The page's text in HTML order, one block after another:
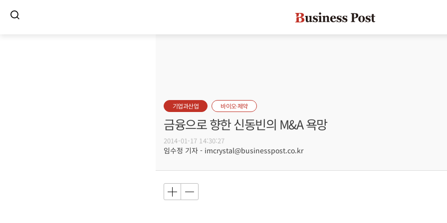
기업과산업 바이오·제약
금융으로 향한 신동빈의 M&A 욕망
2014-01-17 14:30:27
임수정 기자 - imcrystal@businesspost.co.kr